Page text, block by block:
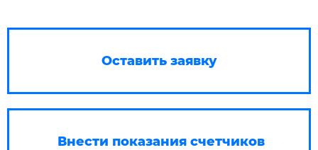
Оставить заявку
Внести показания счетчиков